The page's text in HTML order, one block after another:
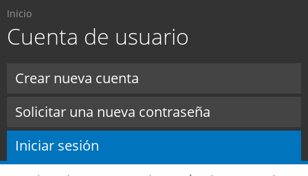
principal
Usted está aquí
Inicio
Cuenta de usuario
Crear nueva cuenta
Solicitar una nueva contraseña
Iniciar sesión